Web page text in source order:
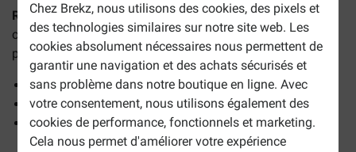
Chez Brekz, nous utilisons des cookies, des pixels et
des technologies similaires sur notre site web. Les
cookies absolument nécessaires nous permettent de
garantir une navigation et des achats sécurisés et
sans problème dans notre boutique en ligne. Avec
votre consentement, nous utilisons également des
cookies de performance, fonctionnels et marketing.
Cela nous permet d'améliorer votre expérience
Royal Canin Hairball Care pour chatsont des croquettes
complètes et équilibrées pour les chats adultes et aide à
prévenir la formation de boules de poils. Avantages :
Réduit la formation de boules de poils grâce aux fibres
Favorise la santé des voies urinaires
Vous pouvez combiner ces croquettes avec une pâtée
assortie. Commandez-la séparémentci-dessus.